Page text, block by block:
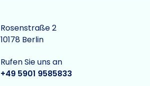
Rosenstraße 2
10178 Berlin
Rufen Sie uns an
+49 5901 9585833